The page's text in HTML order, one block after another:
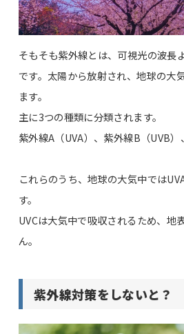
そもそも紫外線とは、可視光の波長
です。太陽から放射され、地球の大
ます。
主に3つの種類に分類されます。
紫外線A（UVA）、紫外線B（UVB）
これらのうち、地球の大気中では
す。
UVCは大気中で吸収されるため、地
ん。
紫外線対策をしないと？